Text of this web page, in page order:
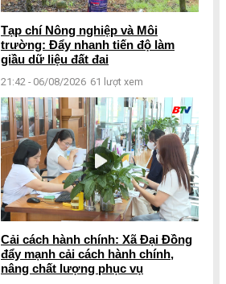
Tạp chí Nông nghiệp và Môi
trường: Đẩy nhanh tiến độ làm
giầu dữ liệu đất đai
21:42 - 06/08/2026 61 lượt xem
Cải cách hành chính: Xã Đại Đồng
đẩy mạnh cải cách hành chính,
nâng chất lượng phục vụ